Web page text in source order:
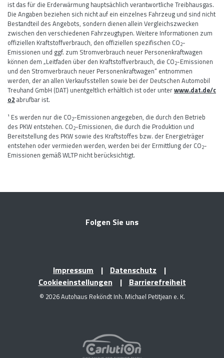
ist das für die Erderwärmung hauptsächlich verantwortliche Treibhausgas.
Die Angaben beziehen sich nicht auf ein einzelnes Fahrzeug und sind nicht
Bestandteil des Angebots, sondern dienen allein Vergleichszwecken
zwischen den verschiedenen Fahrzeugtypen. Weitere Informationen zum
offiziellen Kraftstoffverbrauch, den offiziellen spezifischen CO2-
Emissionen und ggf. zum Stromverbrauch neuer Personenkraftwagen
können dem „Leitfaden über den Kraftstoffverbrauch, die CO2-Emissionen
und den Stromverbrauch neuer Personenkraftwagen“ entnommen
werden, der an allen Verkaufsstellen sowie bei der Deutschen Automobil
Treuhand GmbH (DAT) unentgeltlich erhältlich ist oder unterwww.dat.de/c
o2 abrufbar ist.
¹ Es werden nur die CO2-Emissionen angegeben, die durch den Betrieb
des PKW entstehen. CO2-Emissionen, die durch die Produktion und
Bereitstellung des PKW sowie des Kraftstoffes bzw. der Energieträger
entstehen oder vermieden werden, werden bei der Ermittlung der CO2-
Emissionen gemäß WLTP nicht berücksichtigt.
Folgen Sie uns
Impressum
Datenschutz
Cookieeinstellungen
Barrierefreiheit
© 2026 Autohaus Reköndt Inh. Michael Petitjean e. K.